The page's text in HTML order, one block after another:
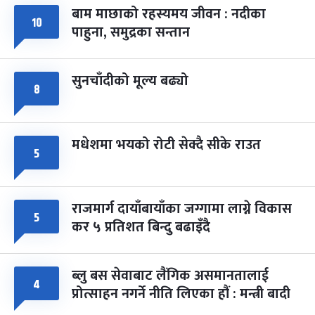
८ फागुपूर्णिमा
चैत्र ८, २०८३-Mar 22, 2027
७ महिना बाँकी
१० बाम माछाको रहस्यमय जीवन : नदीका
पाहुना, समुद्रका सन्तान
८ सुनचाँदीको मूल्य बढ्यो
५ मधेशमा भयको रोटी सेक्दै सीके राउत
५ राजमार्ग दायाँबायाँका जग्गामा लाग्ने विकास
कर ५ प्रतिशत बिन्दु बढाइँदै
४ ब्लु बस सेवाबाट लैंगिक असमानतालाई
प्रोत्साहन नगर्ने नीति लिएका हौं : मन्त्री बादी